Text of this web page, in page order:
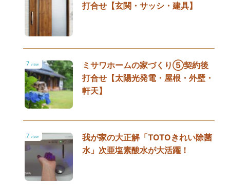
打合せ【玄関・サッシ・建具】
7 view
ミサワホームの家づくり⑤契約後
打合せ【太陽光発電・屋根・外壁・
軒天】
7 view
我が家の大正解「TOTOきれい除菌
水」次亜塩素酸水が大活躍！